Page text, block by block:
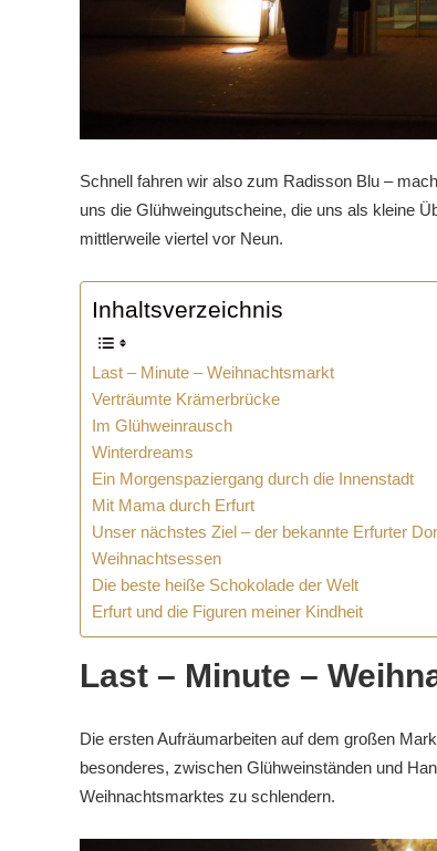
Schnell fahren wir also zum Radisson Blu –
uns die Glühweingutscheine, die uns als kleine
mittlerweile viertel vor Neun.
Inhaltsverzeichnis
Last – Minute – Weihnachtsmarkt
Verträumte Krämerbrücke
Im Glühweinrausch
Winterdreams
Ein Morgenspaziergang durch die Innenstadt
Mit Mama durch Erfurt
Unser nächstes Ziel – der bekannte Erfurter
Weihnachtsessen
Die beste heiße Schokolade der Welt
Erfurt und die Figuren meiner Kindheit
Last – Minute –
Die ersten Aufräumarbeiten auf dem großen
besonderes, zwischen Glühweinständen und
Weihnachtsmarktes zu schlendern.